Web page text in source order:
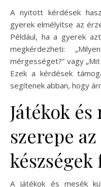
A nyitott kérdések
gyerek elmélyítse az
Például, ha a gyerek
megkérdezheti:
mérgességet?” vagy
Ezek a kérdések
segítenek abban, hogy
Játékok és
szerepe
A játékok és mesék